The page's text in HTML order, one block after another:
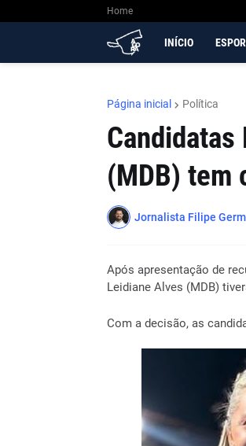
Home
INÍCIO
Página inicial Política
Candidatas
(MDB) tem
Jornalista Filipe
Após apresentação de
Leidiane Alves (MDB)
Com a decisão, as